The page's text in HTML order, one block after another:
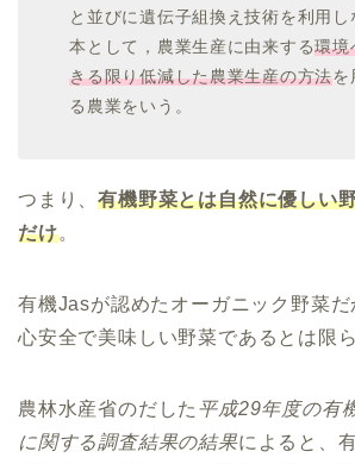
と並びに遺伝子組換え技術を利用し
本として，農業生産に由来する環境
きる限り低減した農業生産の方法を
る農業をいう。
つまり、有機野菜とは自然に優しい
だけ。
有機Jasが認めたオーガニック野菜
心安全で美味しい野菜であるとは限
農林水産省のだした 平成29年度の有
に関する調査結果の結果によると、